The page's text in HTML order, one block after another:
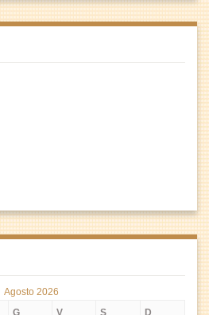
Agosto 2026
G V S D